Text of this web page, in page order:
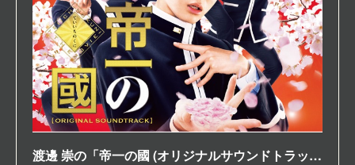
渡邊 崇の「帝一の國 (オリジナルサウンドトラック)」をiTunesで